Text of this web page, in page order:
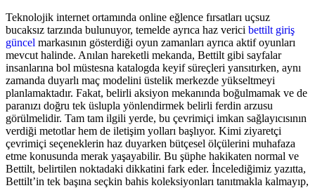
Teknolojik internet ortamında online eğlence fırsatları uçsuz
bucaksız tarzında bulunuyor, temelde ayrıca haz verici bettilt giriş
güncel markasının gösterdiği oyun zamanları ayrıca aktif oyunları
mevcut halinde. Anılan hareketli mekanda, Bettilt gibi sayfalar
insanlarına bol müstesna katalogda keyif süreçleri yansıtırken, aynı
zamanda duyarlı maç modelini üstelik merkezde yükseltmeyi
planlamaktadır. Fakat, belirli aksiyon mekanında boğulmamak ve de
paranızı doğru tek üslupla yönlendirmek belirli ferdin arzusu
görülmelidir. Tam tam ilgili yerde, bu çevrimiçi imkan sağlayıcısının
verdiği metotlar hem de iletişim yolları başlıyor. Kimi ziyaretçi
çevrimiçi seçeneklerin haz duyarken bütçesel ölçülerini muhafaza
etme konusunda merak yaşayabilir. Bu şüphe hakikaten normal ve
Bettilt, belirtilen noktadaki dikkatini fark eder. İncelediğimiz yazıtta,
Bettilt’in tek başına seçkin bahis koleksiyonları tanıtmakla kalmayıp,